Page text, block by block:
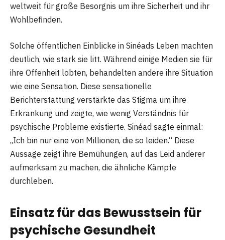
weltweit für große Besorgnis um ihre Sicherheit und ihr
Wohlbefinden.
Solche öffentlichen Einblicke in Sinéads Leben machten
deutlich, wie stark sie litt. Während einige Medien sie für
ihre Offenheit lobten, behandelten andere ihre Situation
wie eine Sensation. Diese sensationelle
Berichterstattung verstärkte das Stigma um ihre
Erkrankung und zeigte, wie wenig Verständnis für
psychische Probleme existierte. Sinéad sagte einmal:
„Ich bin nur eine von Millionen, die so leiden.“ Diese
Aussage zeigt ihre Bemühungen, auf das Leid anderer
aufmerksam zu machen, die ähnliche Kämpfe
durchleben.
Einsatz für das Bewusstsein für
psychische Gesundheit